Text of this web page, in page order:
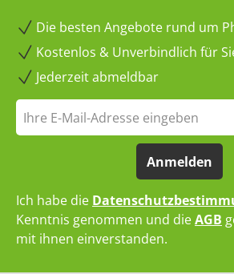
Die besten Angebote rund um
Kostenlos & Unverbindlich für
Jederzeit abmeldbar
Anmelden
Ich habe die
Kenntnis genommen und dieAGB
mit ihnen einverstanden.